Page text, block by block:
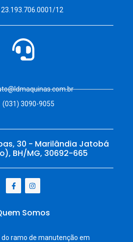
23.193.706.0001/12
(031) 3090-9055
30 - Marilândia Jatobá
BH/MG, 30692-665
Somos
ramo de manutenção em